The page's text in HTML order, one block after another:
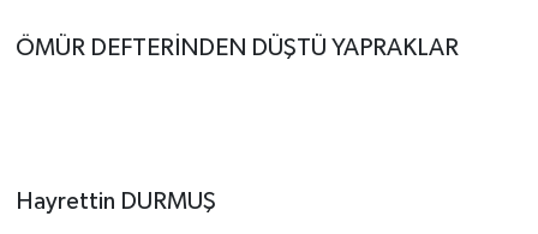
ÖMÜR DEFTERİNDEN DÜŞTÜ YAPRAKLAR
Hayrettin DURMUŞ